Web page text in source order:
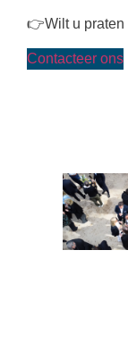
👉Wilt u praten
Contacteer ons